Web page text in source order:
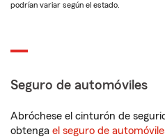
podrían variar según el estado.
Seguro de automóviles
Abróchese el cinturón de
obtenga el seguro de